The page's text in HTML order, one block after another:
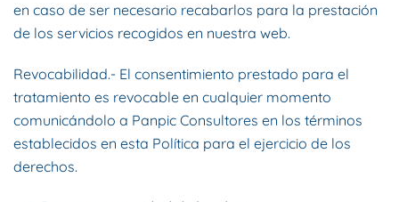
en caso de ser necesario recabarlos para la prestación
de los servicios recogidos en nuestra web.
Revocabilidad.- El consentimiento prestado para el
tratamiento es revocable en cualquier momento
comunicándolo a Panpic Consultores en los términos
establecidos en esta Política para el ejercicio de los
derechos.